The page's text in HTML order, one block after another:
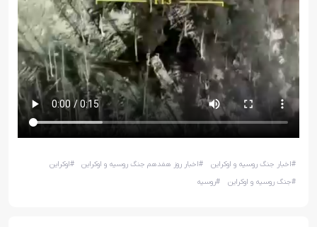
#اخبار جنگ روسیه و اوکراین #اخبار روز هفدهم جنگ روسیه و اوکراین #اوکراین
#جنگ روسیه و اوکراین #روسیه